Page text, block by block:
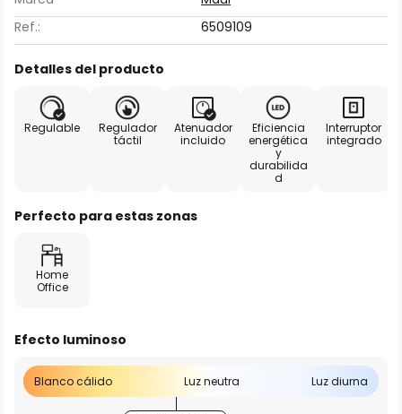
Ref.:
6509109
Detalles del producto
Regulable
Regulador
táctil
Atenuador
incluido
Eficiencia
energética
y
durabilida
d
Interruptor
integrado
Perfecto para estas zonas
Home
Office
Efecto luminoso
Blanco cálido Luz neutra Luz diurna